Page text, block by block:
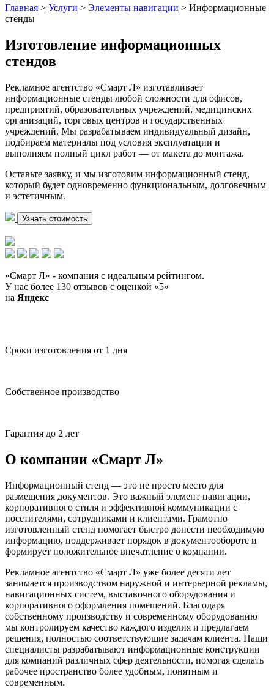
Главная > Услуги > Элементы навигации > Информационные
стенды
Изготовление информационных
стендов
Рекламное агентство «Смарт Л» изготавливает
информационные стенды любой сложности для офисов,
предприятий, образовательных учреждений, медицинских
организаций, торговых центров и государственных
учреждений. Мы разрабатываем индивидуальный дизайн,
подбираем материалы под условия эксплуатации и
выполняем полный цикл работ — от макета до монтажа.
Оставьте заявку, и мы изготовим информационный стенд,
который будет одновременно функциональным, долговечным
и эстетичным.
Узнать стоимость
«Смарт Л» - компания с идеальным рейтингом.
У нас более 130 отзывов с оценкой «5»
на Яндекс
Сроки изготовления от 1 дня
Собственное производство
Гарантия до 2 лет
О компании «Смарт Л»
Информационный стенд — это не просто место для
размещения документов. Это важный элемент навигации,
корпоративного стиля и эффективной коммуникации с
посетителями, сотрудниками и клиентами. Грамотно
изготовленный стенд помогает быстро донести необходимую
информацию, поддерживает порядок в документообороте и
формирует положительное впечатление о компании.
Рекламное агентство «Смарт Л» уже более десяти лет
занимается производством наружной и интерьерной рекламы,
навигационных систем, выставочного оборудования и
корпоративного оформления помещений. Благодаря
собственному производству и современному оборудованию
мы контролируем качество каждого изделия и предлагаем
решения, полностью соответствующие задачам клиента. Наши
специалисты разрабатывают информационные конструкции
для компаний различных сфер деятельности, помогая сделать
рабочее пространство более удобным, понятным и
современным.